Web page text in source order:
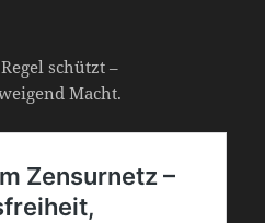
schützt –
Macht.